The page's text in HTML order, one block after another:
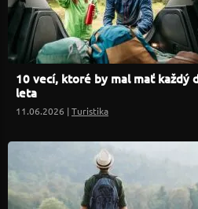
10 vecí, ktoré by mal mať každý
leta
11.06.2026 |Turistika